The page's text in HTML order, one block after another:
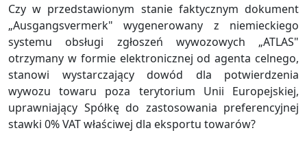
Czy w przedstawionym stanie faktycznym dokument
„Ausgangsvermerk" wygenerowany z niemieckiego
systemu obsługi zgłoszeń wywozowych „ATLAS"
otrzymany w formie elektronicznej od agenta celnego,
stanowi wystarczający dowód dla potwierdzenia
wywozu towaru poza terytorium Unii Europejskiej,
uprawniający Spółkę do zastosowania preferencyjnej
stawki 0% VAT właściwej dla eksportu towarów?